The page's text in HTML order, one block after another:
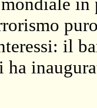
il
ha